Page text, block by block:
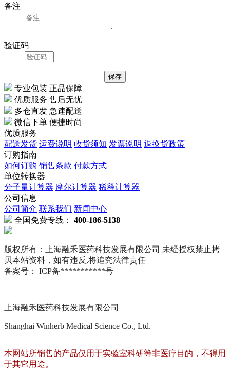
备注
验证码
专业包装 正品保障
优质服务 售后无忧
多仓直发 急速配送
微信下单 便捷时尚
优质服务
配送发货 运费说明 收货须知 发票说明 退换货政策
订购指南
如何订购 销售条款 付款方式
单位转换器
分子量计算器 摩尔计算器 稀释计算器
公司信息
公司简介 联系我们 新闻中心
全国免费专线： 400-186-5138
版权所有：上海融禾医药科技发展有限公司 未经授权禁止拷
贝本站资料，如有违反,将追究法律责任
备案号： ICP备***********号
上海融禾医药科技发展有限公司
Shanghai Winherb Medical Science Co., Ltd.
本网站所销售的产品仅用于实验室科研等非医疗目的，不得用
于其它用途。